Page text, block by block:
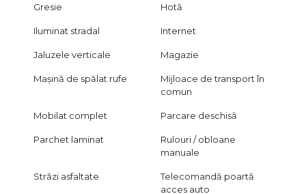
Gresie Hotă
Iluminat stradal Internet
Jaluzele verticale Magazie
Mașină de spălat rufe
Mijloace de transport în
comun
Mobilat complet Parcare deschisă
Parchet laminat
Rulouri / obloane
manuale
Străzi asfaltate
Telecomandă poartă
acces auto